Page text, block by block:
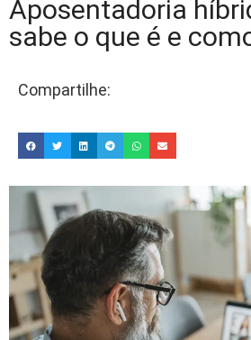
Aposentadoria
sabe o que é e
Compartilhe: